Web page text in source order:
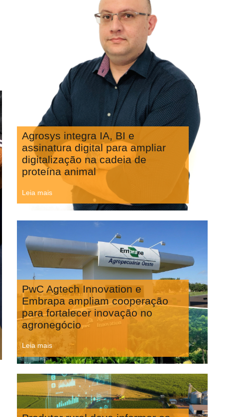
Agrosys integra IA, BI e
assinatura digital para ampliar
digitalização na cadeia de
proteína animal
Leia mais
PwC Agtech Innovation e
Embrapa ampliam cooperação
para fortalecer inovação no
agronegócio
Leia mais